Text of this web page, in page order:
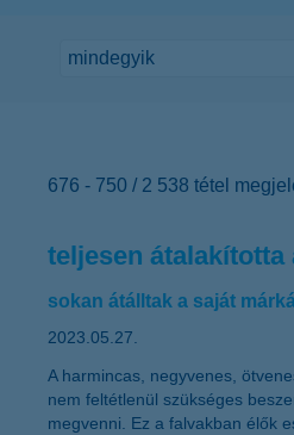
676 - 750 / 2 538 tétel
teljesen
sokan átálltak a saját
2023.05.27.
A harmincas, negyvenes,
nem feltétlenül szükséges
megvenni. Ez a falvakban élők